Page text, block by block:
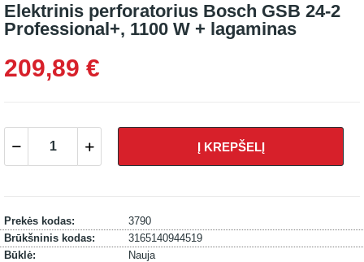
Elektrinis perforatorius Bosch GSB 24-2
Professional+, 1100 W + lagaminas
209,89 €
Į KREPŠELĮ
Prekės kodas:
3790
Brūkšninis kodas:
3165140944519
Būklė:
Nauja